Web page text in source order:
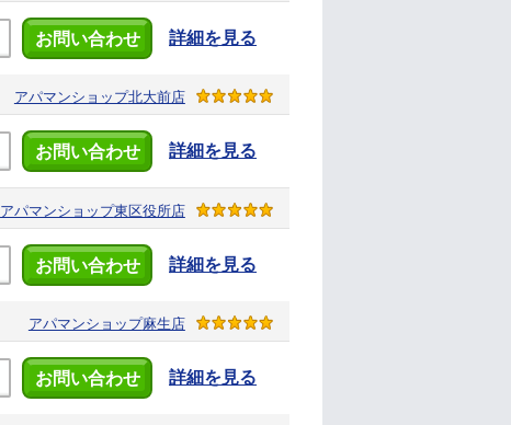
お問い合わせ 詳細を見る
アパマンショップ北大前店
お問い合わせ 詳細を見る
アパマンショップ東区役所店
お問い合わせ 詳細を見る
アパマンショップ麻生店
お問い合わせ 詳細を見る